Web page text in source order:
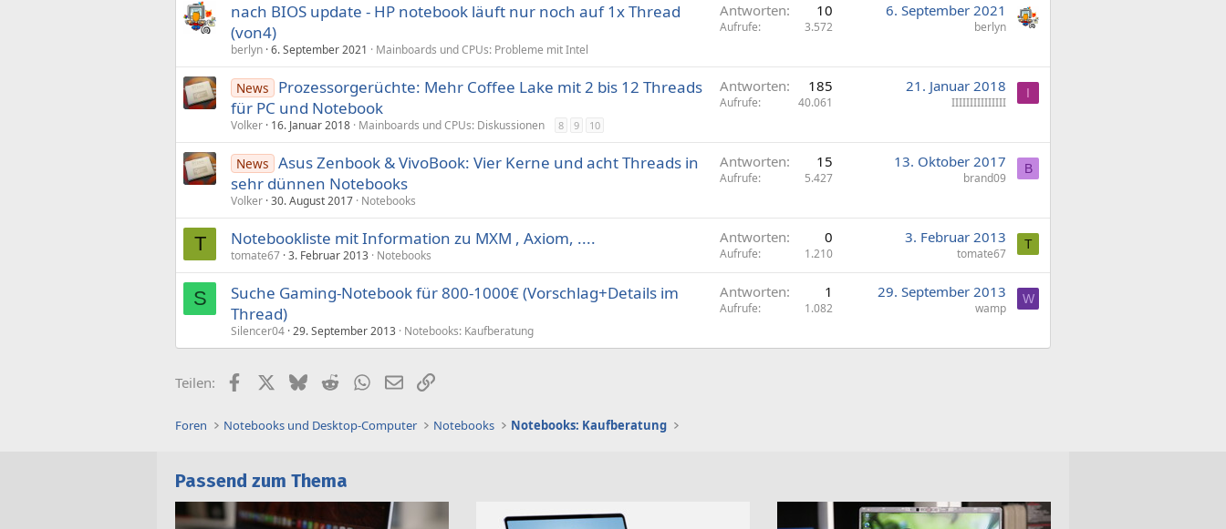
nach BIOS update - HP notebook läuft nur noch auf 1x Thread
(von4)
berlyn 6. September 2021 Mainboards und CPUs: Probleme mit Intel
Antworten 10
Aufrufe 3.572
6. September 2021
berlyn
News
Prozessorgerüchte: Mehr Coffee Lake mit 2 bis 12 Threads
für PC und Notebook
Volker 16. Januar 2018 Mainboards und CPUs: Diskussionen 8 9 10
Antworten 185
Aufrufe 40.061
21. Januar 2018
IIIIIIIIIIIIIII
I
News Asus Zenbook & VivoBook: Vier Kerne und acht Threads in
sehr dünnen Notebooks
Volker 30. August 2017 Notebooks
Antworten 15
Aufrufe 5.427
13. Oktober 2017
brand09
B
T Notebookliste mit Information zu MXM , Axiom, ....
tomate67 3. Februar 2013 Notebooks
Antworten 0
Aufrufe 1.210
3. Februar 2013
tomate67
T
S
Suche Gaming-Notebook für 800-1000€ (Vorschlag+Details im
Thread)
Silencer04 29. September 2013 Notebooks: Kaufberatung
Antworten 1
Aufrufe 1.082
29. September 2013
wamp
W
Teilen: FacebookX (Twitter)
BlueskyRedditWhatsApp
E-MailLink
Foren Notebooks und Desktop-Computer Notebooks Notebooks: Kaufberatung
Passend zum Thema